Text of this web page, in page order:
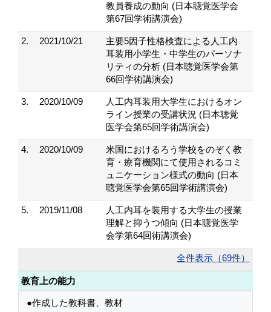
教員養成の動向 (日本聴覚医学会
第67回学術講演会)
2. 2021/10/21
主要5因子性格検査による人工内
耳装用小学生・中学生のパーソナ
リティの分析 (日本聴覚医学会第
66回学術講演会)
3. 2020/10/09
人工内耳装用大学生におけるオン
ライン授業の受講状況 (日本聴覚
医学会第65回学術講演会)
4. 2020/10/09
米国におけるろう学校をのぞく教
育・療育機関にて使用されるコミ
ュニケーション様式の動向 (日本
聴覚医学会第65回学術講演会)
5. 2019/11/08
人工内耳を装用する大学生の授業
理解と抑うつ傾向 (日本聴覚医学
会学第64回術講演会)
全件表示（69件）
教育上の能力
●作成した教科書、教材